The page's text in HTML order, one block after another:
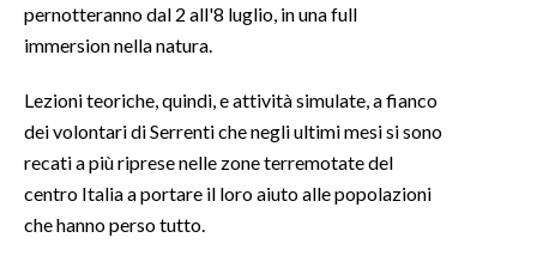
3 MINUTI CON
INFO AZIENDE
ABBONATI
ANNUNCI
pernotteranno dal 2 all'8 luglio, in una full
immersion nella natura.
Lezioni teoriche, quindi, e attività simulate, a fianco
dei volontari di Serrenti che negli ultimi mesi si sono
recati a più riprese nelle zone terremotate del
centro Italia a portare il loro aiuto alle popolazioni
che hanno perso tutto.